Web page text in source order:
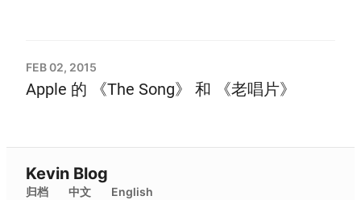
FEB 02, 2015
Apple 的 《The Song》 和 《老唱片》
Kevin Blog
归档 中文 English